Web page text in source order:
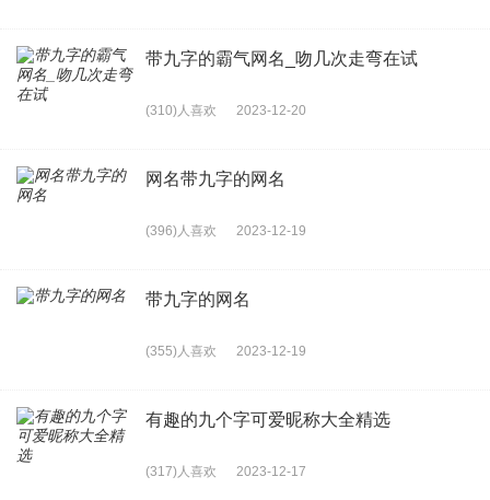
带九字的霸气网名_吻几次走弯在试
(310)人喜欢 2023-12-20
网名带九字的网名
(396)人喜欢 2023-12-19
带九字的网名
(355)人喜欢 2023-12-19
有趣的九个字可爱昵称大全精选
(317)人喜欢 2023-12-17